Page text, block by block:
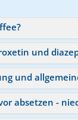
und